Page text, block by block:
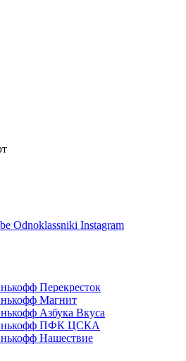
Odnoklassniki Instagram
Перекресток
Магнит
Азбука Вкуса
ПФК ЦСКА
Нашествие